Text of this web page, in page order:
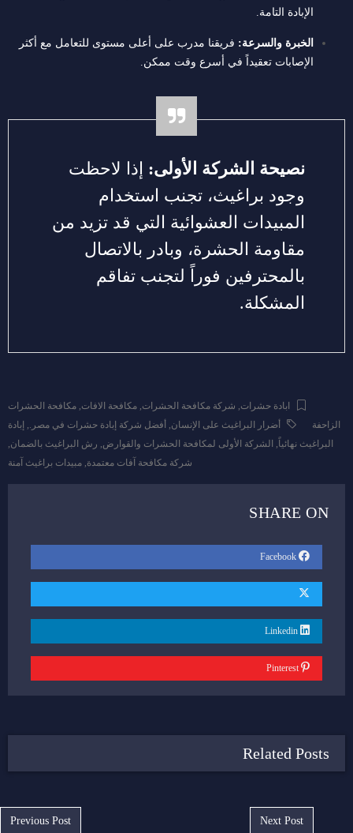
الإبادة التامة.
الخبرة والسرعة: فريقنا مدرب على أعلى مستوى للتعامل مع أكثر
الإصابات تعقيداً في أسرع وقت ممكن.
نصيحة الشركة الأولى: إذا لاحظت
وجود براغيث، تجنب استخدام
المبيدات العشوائية التي قد تزيد من
مقاومة الحشرة، وبادر بالاتصال
بالمحترفين فوراً لتجنب تفاقم
المشكلة.
ابادة حشرات, شركة مكافحة الحشرات, مكافحة الافات, مكافحة الحشرات
الزاحفة
أضرار البراغيث على الإنسان, أفضل شركة إبادة حشرات في مصر., إبادة
البراغيث نهائياً, الشركة الأولى لمكافحة الحشرات والقوارض, رش البراغيث بالضمان,
شركة مكافحة آفات معتمدة, مبيدات براغيث آمنة
SHARE ON
Related Posts
Post navigation
Previous Post Next Post